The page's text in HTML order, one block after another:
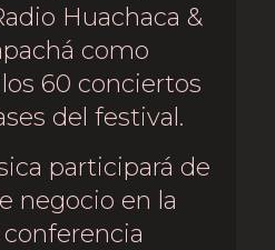
Huachaca &
como
60 conciertos
del festival.
participará de
negocio en la